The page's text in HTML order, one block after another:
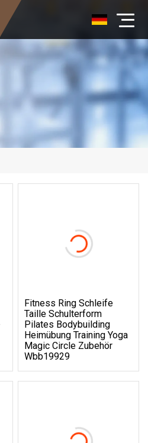
Fitness Ring Schleife
Taille Schulterform
Pilates Bodybuilding
Heimübung Training Yoga
Magic Circle Zubehör
Wbb19929